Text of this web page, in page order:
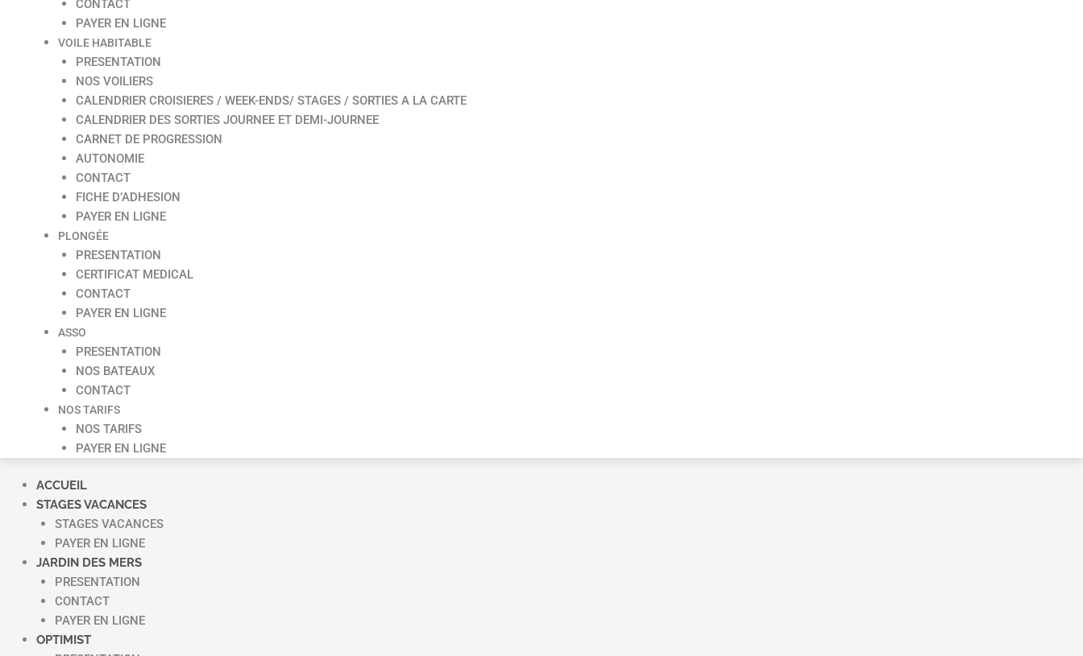
CONTACT
PAYER EN LIGNE
VOILE HABITABLE
PRESENTATION
NOS VOILIERS
CALENDRIER CROISIERES / WEEK-ENDS/ STAGES / SORTIES A LA CARTE
CALENDRIER DES SORTIES JOURNEE ET DEMI-JOURNEE
CARNET DE PROGRESSION
AUTONOMIE
CONTACT
FICHE D’ADHESION
PAYER EN LIGNE
PLONGÉE
PRESENTATION
CERTIFICAT MEDICAL
CONTACT
PAYER EN LIGNE
ASSO
PRESENTATION
NOS BATEAUX
CONTACT
NOS TARIFS
NOS TARIFS
PAYER EN LIGNE
ACCUEIL
STAGES VACANCES
STAGES VACANCES
PAYER EN LIGNE
JARDIN DES MERS
PRESENTATION
CONTACT
PAYER EN LIGNE
OPTIMIST